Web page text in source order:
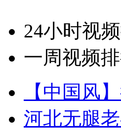
24小时视
一周视频
【中国风
河北无腿